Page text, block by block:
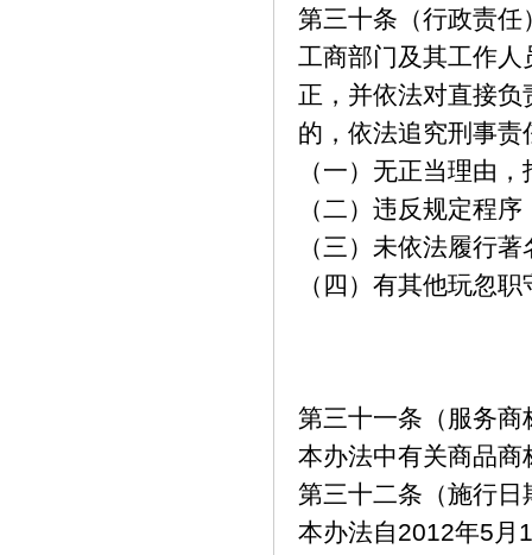
第三十条（行政责任
工商部门及其工作
正，并依法对直接
的，依法追究刑事责
（一）无正当理由
（二）违反规定程
（三）未依法履行
（四）有其他玩忽
第三十一条（服务商
本办法中有关商品
第三十二条（施行日
本办法自2012年5 月 1